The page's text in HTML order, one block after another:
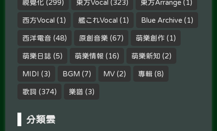
視覺化 (299) 東方Vocal (323) 東方Arrange (1)
西方Vocal (1) 艦これVocal (1) Blue Archive (1)
西洋電音 (48) 原創音樂 (67) 萌樂創作 (1)
萌樂日誌 (5) 萌樂情報 (16) 萌樂新知 (2)
MIDI (3) BGM (7) MV (2) 專輯 (8)
歌詞 (374) 樂譜 (3)
分類雲